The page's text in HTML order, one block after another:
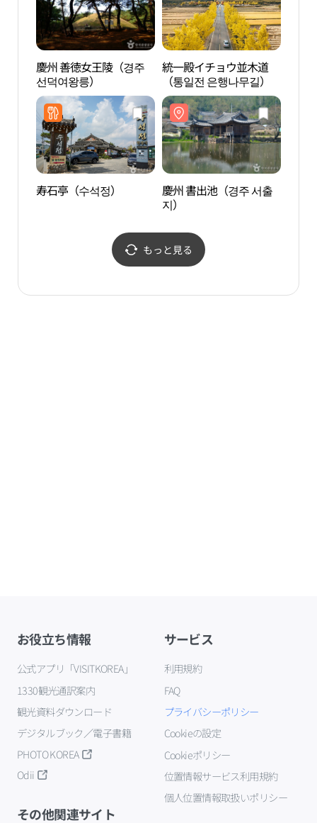
慶州 善徳女王陵（경주
선덕여왕릉）
統一殿イチョウ並木道
（통일전 은행나무길）
寿石亭（수석정）
慶州 書出池（경주 서출
지）
もっと見る
お役立ち情報
公式アプリ「VISITKOREA」
1330観光通訳案内
観光資料ダウンロード
デジタルブック／電子書籍
PHOTO KOREA
Odii
サービス
利用規約
FAQ
プライバシーポリシー
Cookieの設定
Cookieポリシー
位置情報サービス利用規約
個人位置情報取扱いポリシー
その他関連サイト